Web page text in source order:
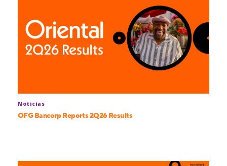
Noticias
OFG Bancorp Reports 2Q26 Results